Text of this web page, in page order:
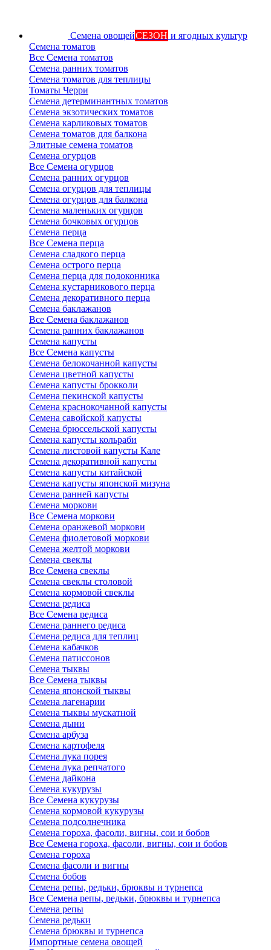
Семена овощейСЕЗОН и ягодных культур
Семена томатов
Все Семена томатов
Семена ранних томатов
Семена томатов для теплицы
Томаты Черри
Семена детерминантных томатов
Семена экзотических томатов
Семена карликовых томатов
Семена томатов для балкона
Элитные семена томатов
Семена огурцов
Все Семена огурцов
Семена ранних огурцов
Семена огурцов для теплицы
Семена огурцов для балкона
Семена маленьких огурцов
Семена бочковых огурцов
Семена перца
Все Семена перца
Семена сладкого перца
Семена острого перца
Семена перца для подоконника
Семена кустарникового перца
Семена декоративного перца
Семена баклажанов
Все Семена баклажанов
Семена ранних баклажанов
Семена капусты
Все Семена капусты
Семена белокочанной капусты
Семена цветной капусты
Семена капусты брокколи
Семена пекинской капусты
Семена краснокочанной капусты
Семена савойской капусты
Семена брюссельской капусты
Семена капусты кольраби
Семена листовой капусты Кале
Семена декоративной капусты
Семена капусты китайской
Семена капусты японской мизуна
Семена ранней капусты
Семена моркови
Все Семена моркови
Семена оранжевой моркови
Семена фиолетовой моркови
Семена желтой моркови
Семена свеклы
Все Семена свеклы
Семена свеклы столовой
Семена кормовой свеклы
Семена редиса
Все Семена редиса
Семена раннего редиса
Семена редиса для теплиц
Семена кабачков
Семена патиссонов
Семена тыквы
Все Семена тыквы
Семена японской тыквы
Семена лагенарии
Семена тыквы мускатной
Семена дыни
Семена арбуза
Семена картофеля
Семена лука порея
Семена лука репчатого
Семена дайкона
Семена кукурузы
Все Семена кукурузы
Семена кормовой кукурузы
Семена подсолнечника
Семена гороха, фасоли, вигны, сои и бобов
Все Семена гороха, фасоли, вигны, сои и бобов
Семена гороха
Семена фасоли и вигны
Семена бобов
Семена репы, редьки, брюквы и турнепса
Все Семена репы, редьки, брюквы и турнепса
Семена репы
Семена редьки
Семена брюквы и турнепса
Импортные семена овощей